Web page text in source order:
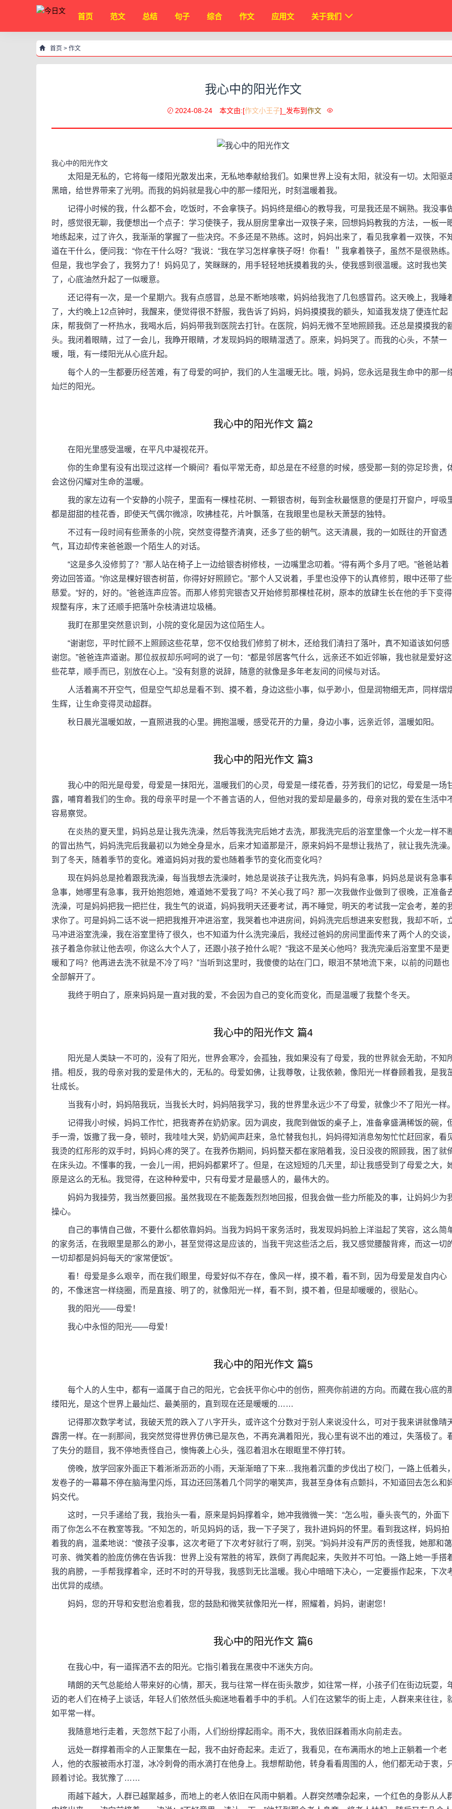
首页 范文 总结 句子 综合 作文 应用文 关于我们
首页 > 作文
我心中的阳光作文
2024-08-24 本文由:[作文小王子]_发布到 作文
我心中的阳光作文
太阳是无私的，它将每一缕阳光散发出来，无私地奉献给我们。如果世界上没有太阳，就没有一切。太阳驱
黑暗，给世界带来了光明。而我的妈妈就是我心中的那一缕阳光，时刻温暖着我。
记得小时候的我，什么都不会，吃饭时，不会拿筷子。妈妈终是细心的教导我，可是我还是不娴熟。我没事
时，感觉很无聊，我便想出一个点子：学习使筷子，我从厨房里拿出一双筷子来，回想妈妈教我的方法，一板一
地练起来，过了许久，我渐渐的掌握了一些决窍。不多还是不熟练。这时，妈妈出来了，看见我拿着一双筷，不
道在干什么，便问我：“你在干什么呀？”我说：“我在学习怎样拿筷子呀！你看！＂我拿着筷子，虽然不是很熟练。
但是，我也学会了，我努力了！妈妈见了，笑眯眯的，用手轻轻地抚摸着我的头，使我感到很温暖。这时我也笑
了，心底油然升起了一似暖意。
还记得有一次，是一个星期六。我有点感冒，总是不断地咳嗽，妈妈给我泡了几包感冒药。这天晚上，我睡
了，大约晚上12点钟时，我醒来，便觉得很不舒服，我告诉了妈妈，妈妈摸摸我的额头，知道我发烧了便连忙起
床，帮我倒了一杯热水，我喝水后，妈妈带我到医院去打针。在医院，妈妈无微不至地照顾我。还总是摸摸我的
头。我闭着眼睛，过了一会儿，我睁开眼睛，才发现妈妈的眼睛湿透了。原来，妈妈哭了。而我的心头，不禁一
暖，哦，有一缕阳光从心底升起。
每个人的一生都要历经苦难，有了母爱的呵护，我们的人生温暖无比。哦，妈妈，您永远是我生命中的那一
灿烂的阳光。
我心中的阳光作文 篇2
在阳光里感受温暖，在平凡中凝视花开。
你的生命里有没有出现过这样一个瞬间？看似平常无奇，却总是在不经意的时候，感受那一刻的弥足珍贵，
会这份闪耀对生命的温暖。
我的家左边有一个安静的小院子，里面有一棵桂花树、一颗银杏树，每到金秋最惬意的便是打开窗户，呼吸
都是甜甜的桂花香，即使天气偶尔微凉，吹拂桂花，片叶飘落，在我眼里也是秋天萧瑟的独特。
不过有一段时间有些萧条的小院，突然变得整齐清爽，还多了些的朝气。这天清晨，我的一如既往的开窗透
气，耳边却传来爸爸跟一个陌生人的对话。
“这是多久没修剪了？”那人站在椅子上一边给银杏树修枝，一边嘴里念叨着。“得有两个多月了吧。”爸爸站着
旁边回答道。“你这是棵好银杏树苗，你得好好照顾它。”那个人又说着，手里也没停下的认真修剪，眼中还带了些
慈爱。“好的，好的。”爸爸连声应答。而那人修剪完银杏又开始修剪那棵桂花树，原本的放肆生长在他的手下变得
规整有序，末了还顺手把落叶杂枝清进垃圾桶。
我盯在那里突然意识到，小院的变化是因为这位陌生人。
“谢谢您，平时忙顾不上照顾这些花草，您不仅给我们修剪了树木，还给我们清扫了落叶，真不知道该如何感
谢您。”爸爸连声道谢。那位叔叔却乐呵呵的说了一句：“都是邻居客气什么，远亲还不如近邻嘛，我也就是爱好这
些花草，顺手而已，别放在心上。”没有刻意的说辞，随意的就像是多年老友间的问候与对话。
人活着离不开空气，但是空气却总是看不到、摸不着，身边这些小事，似乎渺小，但是润物细无声，同样熠
生辉，让生命变得灵动超群。
秋日晨光温暖如故，一直照进我的心里。拥抱温暖，感受花开的力量，身边小事，远亲近邻，温暖如阳。
我心中的阳光作文 篇3
我心中的阳光是母爱，母爱是一抹阳光，温暖我们的心灵，母爱是一缕花香，芬芳我们的记忆，母爱是一场
露，哺育着我们的生命。我的母亲平时是一个不善言语的人，但他对我的爱却是最多的，母亲对我的爱在生活中
容易察觉。
在炎热的夏天里，妈妈总是让我先洗澡，然后等我洗完后她才去洗，那我洗完后的浴室里像一个火龙一样不
的冒出热气，妈妈洗完后我最初以为她全身是水，后来才知道那是汗，原来妈妈不是想让我热了，就让我先洗澡。
到了冬天，随着季节的变化。难道妈妈对我的爱也随着季节的变化而变化吗？
现在妈妈总是抢着跟我洗澡，每当我想去洗澡时，她总是说孩子让我先洗，妈妈有急事，妈妈总是说有急事
急事，她哪里有急事，我开始抱怨她，难道她不爱我了吗？不关心我了吗？那一次我做作业做到了很晚，正准备
洗澡，可是妈妈把我一把拦住，我生气的说道，妈妈我明天还要考试，再不睡觉，明天的考试我一定会考，差的
求你了。可是妈妈二话不说一把把我推开冲进浴室，我哭着也冲进房间，妈妈洗完后想进来安慰我，我却不听，
马冲进浴室洗澡，我在浴室里待了很久，也不知道为什么洗完澡后，我经过爸妈的房间里面传来了两个人的交谈，
孩子着急你就让他去呗，你这么大个人了，还跟小孩子抢什么呢？“我这不是关心他吗？我洗完澡后浴室里不是更
暖和了吗？他再进去洗不就是不冷了吗？”当听到这里时，我傻傻的站在门口，眼泪不禁地流下来，以前的问题也
全部解开了。
我终于明白了，原来妈妈是一直对我的爱，不会因为自己的变化而变化，而是温暖了我整个冬天。
我心中的阳光作文 篇4
阳光是人类缺一不可的，没有了阳光，世界会寒冷，会孤独，我如果没有了母爱，我的世界就会无助，不知
措。相反，我的母亲对我的爱是伟大的，无私的。母爱如佛，让我尊敬，让我依赖，像阳光一样眷顾着我，是我
壮成长。
当我有小时，妈妈陪我玩，当我长大时，妈妈陪我学习，我的世界里永远少不了母爱，就像少不了阳光一样。
记得我小时候，妈妈工作忙，把我寄养在奶奶家。因为调皮，我爬到做饭的桌子上，准备拿盛满稀饭的碗，
手一滑，饭撒了我一身，顿时，我哇哇大哭，奶奶闻声赶来，急忙替我包扎，妈妈得知消息匆匆忙忙赶回家，看
我烫的红彤彤的双手时，妈妈心疼的哭了。在我养伤期间，妈妈整天都在家陪着我，没日没夜的照顾我，困了就
在床头边。不懂事的我，一会儿一闹，把妈妈都累坏了。但是，在这短短的几天里，却让我感受到了母爱之大，
原是这么的无私。我觉得，在这种种爱中，只有母爱才是最感人的，最伟大的。
妈妈为我操劳，我当然要回报。虽然我现在不能轰轰烈烈地回报，但我会做一些力所能及的事，让妈妈少为
操心。
自己的事情自己做，不要什么都依靠妈妈。当我为妈妈干家务活时，我发现妈妈脸上洋溢起了笑容，这么简
的家务活，在我眼里是那么的渺小，甚至觉得这是应该的，当我干完这些活之后，我又感觉腰酸背疼，而这一切
一切却都是妈妈每天的“家常便饭”。
看！母爱是多么艰辛，而在我们眼里，母爱好似不存在，像风一样，摸不着，看不到，因为母爱是发自内心
的，不像迷宫一样绕圈，而是直接、明了的，就像阳光一样，看不到，摸不着，但是却暖暖的，很贴心。
我的阳光——母爱！
我心中永恒的阳光——母爱！
我心中的阳光作文 篇5
每个人的人生中，都有一道属于自己的阳光，它会抚平你心中的创伤，照亮你前进的方向。而藏在我心底的
缕阳光，是这个世界上最灿烂、最美丽的，直到现在还是暖暖的……
记得那次数学考试，我破天荒的跌入了八字开头，或许这个分数对于别人来说没什么，可对于我来讲就像晴
霹雳一样。在一刹那间，我突然觉得世界仿佛已是灰色，不再充满着阳光，我心里有说不出的难过，失落极了。
了失分的题目，我不停地责怪自己，懊悔袭上心头，强忍着泪水在眼眶里不停打转。
傍晚，放学回家外面正下着淅淅沥沥的小雨，天渐渐暗了下来…我拖着沉重的步伐出了校门，一路上低着头，
发卷子的一幕幕不停在脑海里闪烁，耳边还回荡着几个同学的嘲笑声，我甚至身体有点颤抖，不知道回去怎么和
妈交代。
这时，一只手递给了我，我抬头一看，原来是妈妈撑着伞，她冲我微微一笑：“怎么啦，垂头丧气的，外面下
雨了你怎么不在教室等我。”不知怎的，听见妈妈的话，我一下子哭了，我扑进妈妈的怀里。看到我这样，妈妈拍
着我的肩，温柔地说：“傻孩子没事，这次考砸了下次考好就行了啊，别哭。”妈妈并没有严厉的责怪我，她那和蔼
可亲、微笑着的脸庞仿佛在告诉我：世界上没有常胜的将军，跌倒了再爬起来，失败并不可怕。一路上她一手搭
我的肩膀，一手帮我撑着伞，还时不时的开导我，我感到无比温暖。我心中暗暗下决心，一定要振作起来，下次
出优异的成绩。
妈妈，您的开导和安慰治愈着我，您的鼓励和微笑就像阳光一样，照耀着，妈妈，谢谢您！
我心中的阳光作文 篇6
在我心中，有一道挥洒不去的阳光。它指引着我在黑夜中不迷失方向。
晴朗的天气总能给人带来好的心情，那天，我与往常一样在街头散步，如往常一样，小孩子们在街边玩耍，
迈的老人们在椅子上谈话，年轻人们依然低头痴迷地看着手中的手机。人们在这繁华的街上走，人群来来往往，
如平常一样。
我随意地行走着，天忽然下起了小雨，人们纷纷撑起雨伞。雨不大，我依旧踩着雨水向前走去。
远处一群撑着雨伞的人正聚集在一起，我不由好奇起来。走近了，我看见，在布满雨水的地上正躺着一个老
人，他的衣服被雨水打湿，冰冷刺骨的雨水滴打在他身上。我想帮助他，转身看看周围的人，他们都无动于衷，
顾着讨论。我犹豫了……
雨越下越大，人群已越聚越多，而地上的老人依旧在风雨中躺着。人群突然嘈杂起来，一个红色的身影从人